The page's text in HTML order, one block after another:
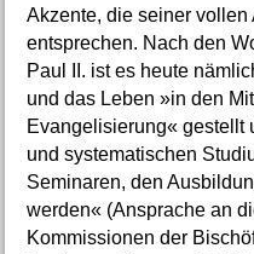
Akzente, die seiner
entsprechen. Nach den
Paul II. ist es heute
und das Leben »in den
Evangelisierung« gestellt
und systematischen
Seminaren, den
werden« (Ansprache an
Kommissionen der